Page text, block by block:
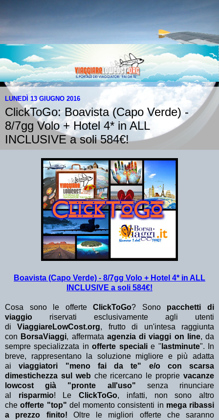
LUNEDÌ 13 GIUGNO 2016
ClickToGo: Boavista (Capo Verde) -
8/7gg Volo + Hotel 4* in ALL
INCLUSIVE a soli 584€!
Boavista (Capo Verde) - 8/7gg Volo + Hotel 4* in ALL
INCLUSIVE a soli 584€!
Cosa sono le offerteClickToGo? Sono pacchetti di
viaggio riservati esclusivamente agli utenti
diViaggiareLowCost.org, frutto di un'intesa raggiunta
con BorsaViaggi, affermata agenzia di viaggi on line, da
sempre specializzata in offerte specialie " lastminute". In
breve, rappresentano la soluzione migliore e più adatta
aiviaggiatori "meno fai da te" e/o con scarsa
dimestichezza sul web che ricercano le proprievacanze
lowcost già "pronte all'uso" senza rinunciare
al risparmio! LeClickToGo, infatti, non sono altro
cheofferte "top" del momento consistenti in mega ribassi
a prezzo finito! Oltre le migliori offerte che saranno